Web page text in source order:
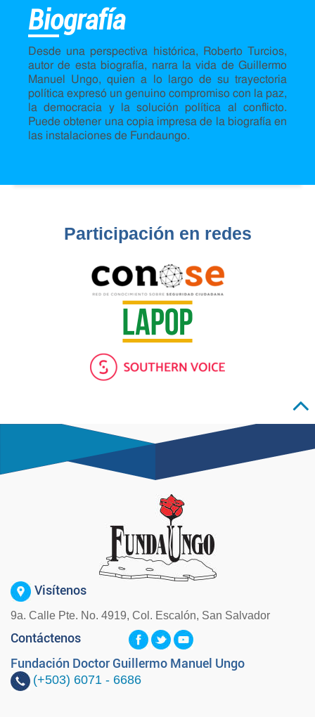
Biografía
Desde una perspectiva histórica, Roberto Turcios,
autor de esta biografía, narra la vida de Guillermo
Manuel Ungo, quien a lo largo de su trayectoria
política expresó un genuino compromiso con la paz,
la democracia y la solución política al conflicto.
Puede obtener una copia impresa de la biografía en
las instalaciones de Fundaungo.
Participación en redes
Visítenos
9a. Calle Pte. No. 4919, Col. Escalón, San Salvador
Contáctenos
Fundación Doctor Guillermo Manuel Ungo
(+503) 6071 - 6686